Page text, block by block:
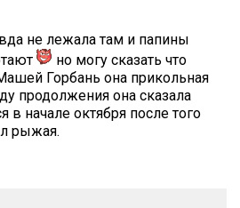
не лежала там и папины
но могу сказать что
Горбань она прикольная
продолжения она сказала
в начале октября после того
рыжая.